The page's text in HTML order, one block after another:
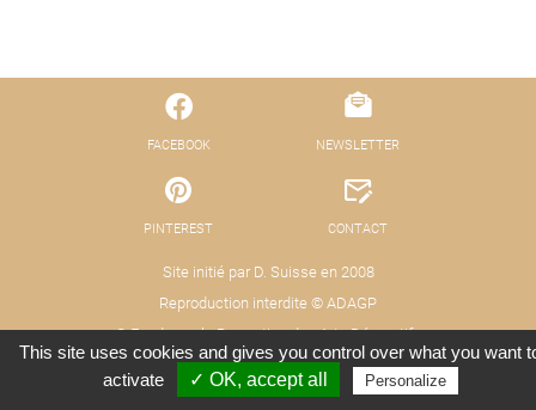
FACEBOOK
PINTEREST
Site initié par D. Suisse en 2008
Reproduction interdite © ADAGP
© Fond pour la Promotion des Arts Décoratifs
NEWSLETTER
CONTACT
Mentions légales - Protection des données Crédits : Xooloop Studio
This site uses cookies and gives you control over what you want
activate
✓ OK, accept all Personalize